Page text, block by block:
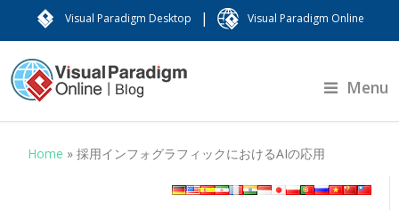
Visual Paradigm Desktop | Visual Paradigm Online
Menu
Home »採用インフォグラフィックにおけるAIの応用